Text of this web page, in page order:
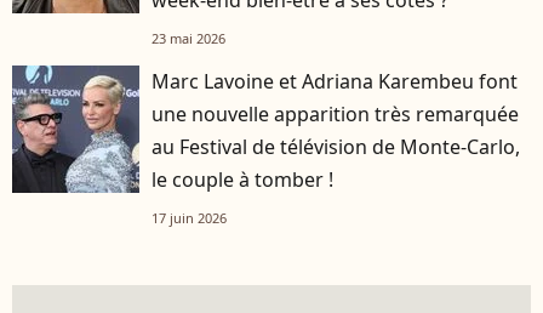
23 mai 2026
Marc Lavoine et Adriana Karembeu font
une nouvelle apparition très remarquée
au Festival de télévision de Monte-Carlo,
le couple à tomber !
17 juin 2026